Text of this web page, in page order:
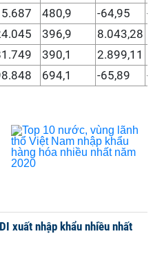
480,9 -64,95
-
396,9 8.043,28
390,1 2.899,11
694,1 -65,89 -
xuất nhập khẩu nhiều nhất